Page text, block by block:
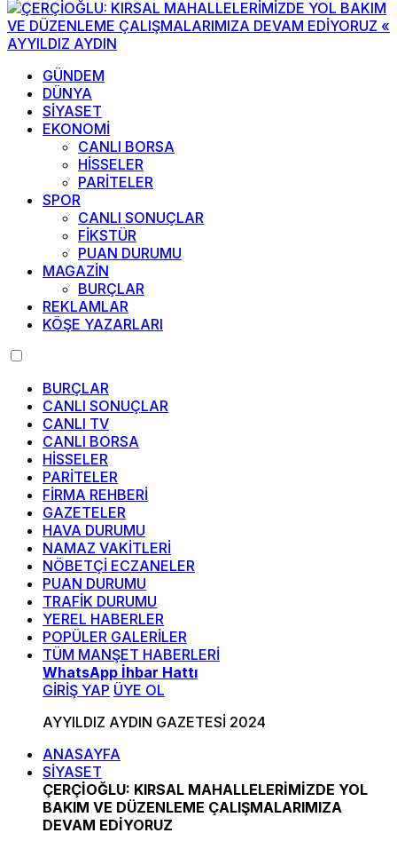
GÜNDEM
DÜNYA
SİYASET
EKONOMİ
CANLI BORSA
HİSSELER
PARİTELER
SPOR
CANLI SONUÇLAR
FİKSTÜR
PUAN DURUMU
MAGAZİN
BURÇLAR
REKLAMLAR
KÖŞE YAZARLARI
BURÇLAR
CANLI SONUÇLAR
CANLI TV
CANLI BORSA
HİSSELER
PARİTELER
FİRMA REHBERİ
GAZETELER
HAVA DURUMU
NAMAZ VAKİTLERİ
NÖBETÇİ ECZANELER
PUAN DURUMU
TRAFİK DURUMU
YEREL HABERLER
POPÜLER GALERİLER
TÜM MANŞET HABERLERİ
WhatsApp İhbar Hattı
GİRİŞ YAP ÜYE OL
AYYILDIZ AYDIN GAZETESİ 2024
ANASAYFA
SİYASET
ÇERÇİOĞLU: KIRSAL MAHALLELERİMİZDE YOL
BAKIM VE DÜZENLEME ÇALIŞMALARIMIZA
DEVAM EDİYORUZ